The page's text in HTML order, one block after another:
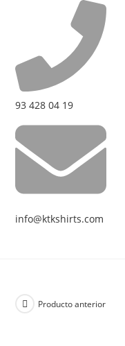
93 428 04 19
info@ktkshirts.com
Producto anterior